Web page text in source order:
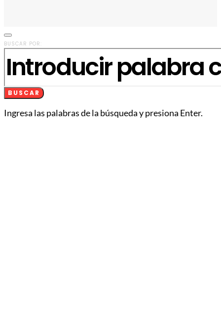
BUSCAR POR:
BUSCAR
Ingresa las palabras de la búsqueda y presiona Enter.